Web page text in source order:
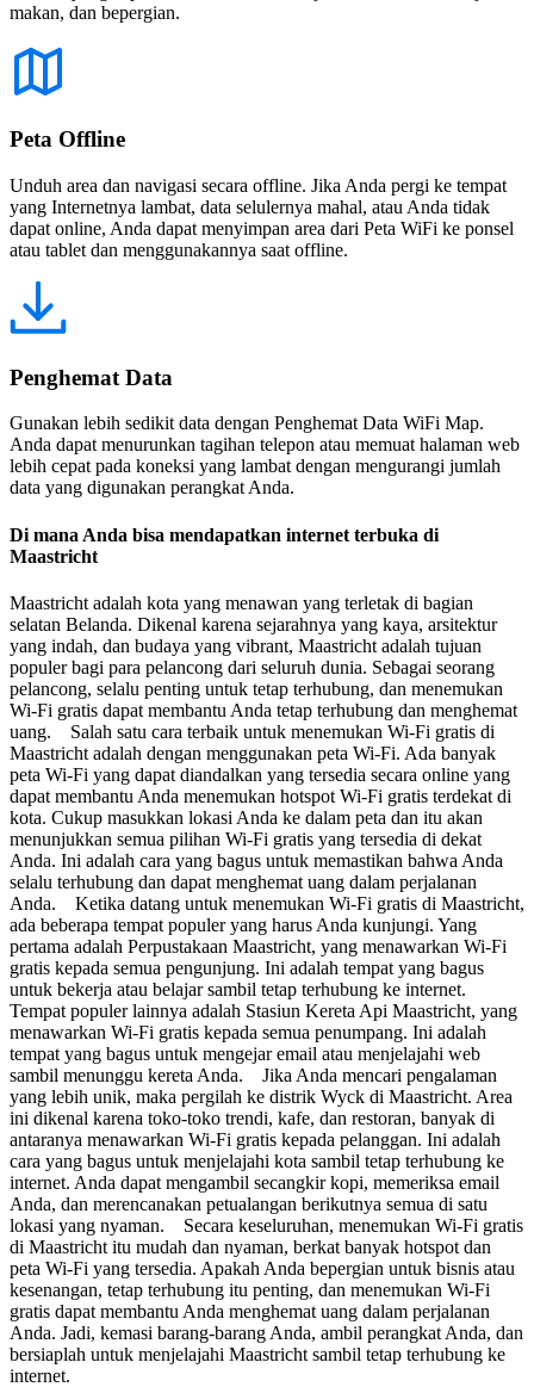
makan, dan bepergian.
Peta Offline
Unduh area dan navigasi secara offline. Jika Anda pergi ke tempat
yang Internetnya lambat, data selulernya mahal, atau Anda tidak
dapat online, Anda dapat menyimpan area dari Peta WiFi ke ponsel
atau tablet dan menggunakannya saat offline.
Penghemat Data
Gunakan lebih sedikit data dengan Penghemat Data WiFi Map.
Anda dapat menurunkan tagihan telepon atau memuat halaman web
lebih cepat pada koneksi yang lambat dengan mengurangi jumlah
data yang digunakan perangkat Anda.
Di mana Anda bisa mendapatkan internet terbuka di
Maastricht
Maastricht adalah kota yang menawan yang terletak di bagian
selatan Belanda. Dikenal karena sejarahnya yang kaya, arsitektur
yang indah, dan budaya yang vibrant, Maastricht adalah tujuan
populer bagi para pelancong dari seluruh dunia. Sebagai seorang
pelancong, selalu penting untuk tetap terhubung, dan menemukan
Wi-Fi gratis dapat membantu Anda tetap terhubung dan menghemat
uang. Salah satu cara terbaik untuk menemukan Wi-Fi gratis di
Maastricht adalah dengan menggunakan peta Wi-Fi. Ada banyak
peta Wi-Fi yang dapat diandalkan yang tersedia secara online yang
dapat membantu Anda menemukan hotspot Wi-Fi gratis terdekat di
kota. Cukup masukkan lokasi Anda ke dalam peta dan itu akan
menunjukkan semua pilihan Wi-Fi gratis yang tersedia di dekat
Anda. Ini adalah cara yang bagus untuk memastikan bahwa Anda
selalu terhubung dan dapat menghemat uang dalam perjalanan
Anda. Ketika datang untuk menemukan Wi-Fi gratis di Maastricht,
ada beberapa tempat populer yang harus Anda kunjungi. Yang
pertama adalah Perpustakaan Maastricht, yang menawarkan Wi-Fi
gratis kepada semua pengunjung. Ini adalah tempat yang bagus
untuk bekerja atau belajar sambil tetap terhubung ke internet.
Tempat populer lainnya adalah Stasiun Kereta Api Maastricht, yang
menawarkan Wi-Fi gratis kepada semua penumpang. Ini adalah
tempat yang bagus untuk mengejar email atau menjelajahi web
sambil menunggu kereta Anda. Jika Anda mencari pengalaman
yang lebih unik, maka pergilah ke distrik Wyck di Maastricht. Area
ini dikenal karena toko-toko trendi, kafe, dan restoran, banyak di
antaranya menawarkan Wi-Fi gratis kepada pelanggan. Ini adalah
cara yang bagus untuk menjelajahi kota sambil tetap terhubung ke
internet. Anda dapat mengambil secangkir kopi, memeriksa email
Anda, dan merencanakan petualangan berikutnya semua di satu
lokasi yang nyaman. Secara keseluruhan, menemukan Wi-Fi gratis
di Maastricht itu mudah dan nyaman, berkat banyak hotspot dan
peta Wi-Fi yang tersedia. Apakah Anda bepergian untuk bisnis atau
kesenangan, tetap terhubung itu penting, dan menemukan Wi-Fi
gratis dapat membantu Anda menghemat uang dalam perjalanan
Anda. Jadi, kemasi barang-barang Anda, ambil perangkat Anda, dan
bersiaplah untuk menjelajahi Maastricht sambil tetap terhubung ke
internet.